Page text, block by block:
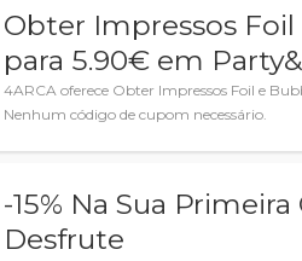
Obter Impressos
para 5.90€ em
4ARCA oferece Obter Impressos Foil e
Nenhum código de cupom necessário.
-15% Na Sua
Desfrute